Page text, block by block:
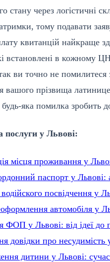
стану через логістичні
тому подавати
квитанцій найкраще
встановлені в кожному
ви точно не помилитеся
вашого прізвища
яка помилка зробить
послуги у Львові:
місця проживання у
паспорт у
посвідчення у
автомобіля у
ФОП у Львові: від ідеї до
довідки про несудимість
дитини у Львові: